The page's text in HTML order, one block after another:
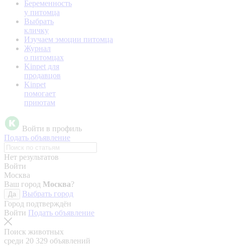
Беременность
у питомца
Выбрать
кличку
Изучаем эмоции питомца
Журнал
о питомцах
Kinpet для
продавцов
Kinpet
помогает
приютам
Войти в профиль
Подать объявление
Нет результатов
Войти
Москва
Ваш город Москва?
Да
Выбрать город
Город подтверждён
Войти Подать объявление
Поиск животных
среди 20 329 объявлений